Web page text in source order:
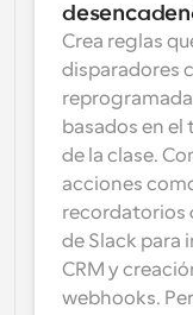
Crea reglas
disparadores
basados en el
de la clase.
acciones
recordatorios
de Slack para
CRM y
webhooks.